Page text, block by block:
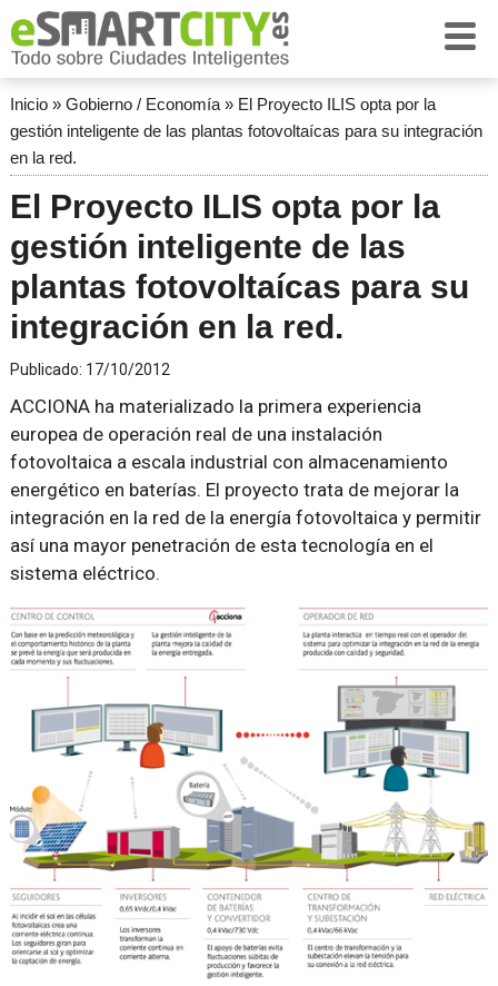
Inicio» Gobierno / Economía» El Proyecto ILIS opta por la
gestión inteligente de las plantas fotovoltaícas para su integración
en la red.
El Proyecto ILIS opta por la
gestión inteligente de las
plantas fotovoltaícas para su
integración en la red.
Publicado: 17/10/2012
ACCIONA ha materializado la primera experiencia
europea de operación real de una instalación
fotovoltaica a escala industrial con almacenamiento
energético en baterías. El proyecto trata de mejorar la
integración en la red de la energía fotovoltaica y permitir
así una mayor penetración de esta tecnología en el
sistema eléctrico.